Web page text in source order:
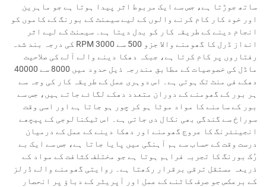
ساتھ جوڑتا ہے، جس سے ایک مربوط اثر پیدا ہوتا ہے جو ماہرین
اور خود کار کام کرنے والوں کے لیے سیمنٹ کے بورنگ کے کاموں کو
انجام دینے کے طریقہ کار کو بدل دیتا ہے۔ سیمنٹ کے لیے اثر
انداز ڈرل کا گھومنے والا جزو 500 سے 3000 RPM کی درجہ بند شدہ
رفتاروں پر کام کرتا ہے، جبکہ دھکا دینے والے آلے کی صلاحیت
ماڈل کی خصوصیات کے مطابق مندرجہ ذیل حدود میں 8000 سے 40000
دھکے فی منٹ تک ہوتی ہے۔ اس دوہری عمل کے طریقہ کار کی وجہ سے
ہر بور کے گھومنے کے دوران متعدد دھکے لگائے جاتے ہیں، جس سے
بور کے سامنے کا مواد موٹا ہو کر چور ہو جاتا ہے اور اسی وقت
سوراخ سے گندگی بھی نکال دی جاتی ہے۔ اس ٹیکنالوجی کے پیچھے
انجینئرنگ کا عروج گھومنے اور دھکا دینے کے عمل کے درمیان
درست وقت کے حساب سے ہم آہنگی میں پایا جاتا ہے، جس سے ایک بے
رُک بورنگ کا تجربہ فراہم ہوتا ہے جو مختلف کثافت کے مواد کے
ذریعہ مستقل ترقی برقرار رکھتا ہے۔ روایتی گھومنے والے ڈرلز
کے برعکس جو صرف کاٹنے کے عمل اور آپریٹر کے دباؤ پر انحصار